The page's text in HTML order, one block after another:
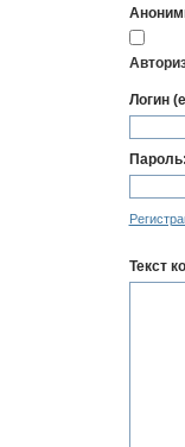
Логин
Пароль:
Текст